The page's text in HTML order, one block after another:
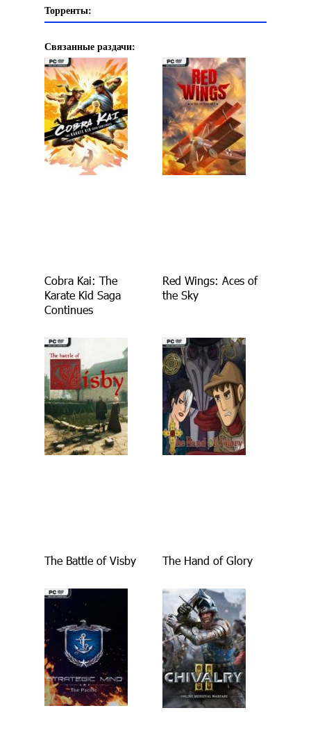
Торренты:
Связанные раздачи:
Cobra Kai: The
Karate Kid Saga
Continues
Red Wings: Aces of
the Sky
The Battle of Visby The Hand of Glory